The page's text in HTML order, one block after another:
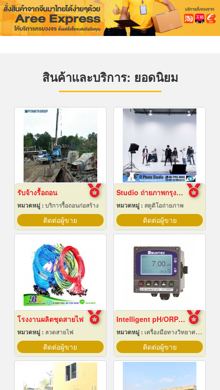
สินค้าและบริการ: ยอดนิยม
รับจ้างรื้อถอน
หมวดหมู่ : บริการรื้อถอนก่อสร้าง
ติดต่อผู้ขาย
Studio ถ่ายภาพกรุงเทพ
หมวดหมู่ : สตูดิโอถ่ายภาพ
ติดต่อผู้ขาย
โรงงานผลิตชุดสายไฟ
หมวดหมู่ : ลวดสายไฟ
ติดต่อผู้ขาย
Intelligent pH/ORP Transmitter PC-3110 Series
หมวดหมู่ : เครื่องมือทางวิทยาศาสตร์
ติดต่อผู้ขาย